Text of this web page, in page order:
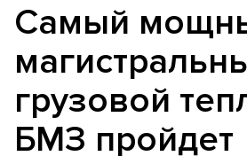
Самый
грузовой
БМЗ пройдет